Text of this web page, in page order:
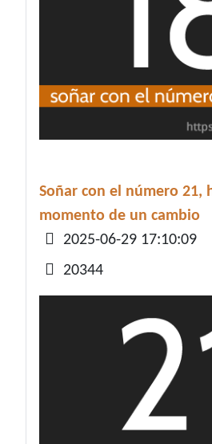
Soñar con el número 21,
momento de un cambio
Detalles
2025-06-29 17:10:09
20344